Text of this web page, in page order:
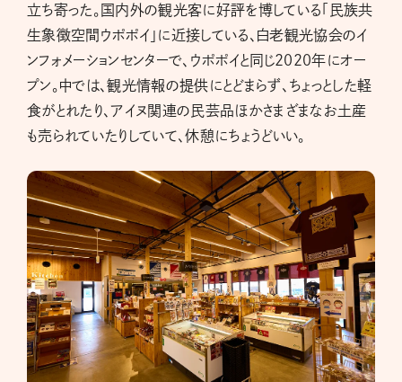
立ち寄った。国内外の観光客に好評を博している「民族共
生象徴空間ウポポイ」に近接している、白老観光協会のイ
ンフォメーションセンターで、ウポポイと同じ2020年にオー
プン。中では、観光情報の提供にとどまらず、ちょっとした軽
食がとれたり、アイヌ関連の民芸品ほかさまざまなお土産
も売られていたりしていて、休憩にちょうどいい。